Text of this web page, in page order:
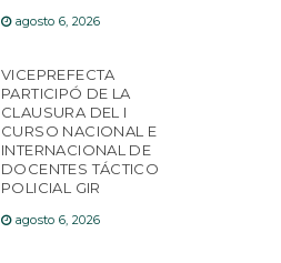
agosto 6, 2026
VICEPREFECTA
PARTICIPÓ DE LA
CLAUSURA DEL I
CURSO NACIONAL E
INTERNACIONAL DE
DOCENTES TÁCTICO
POLICIAL GIR
agosto 6, 2026